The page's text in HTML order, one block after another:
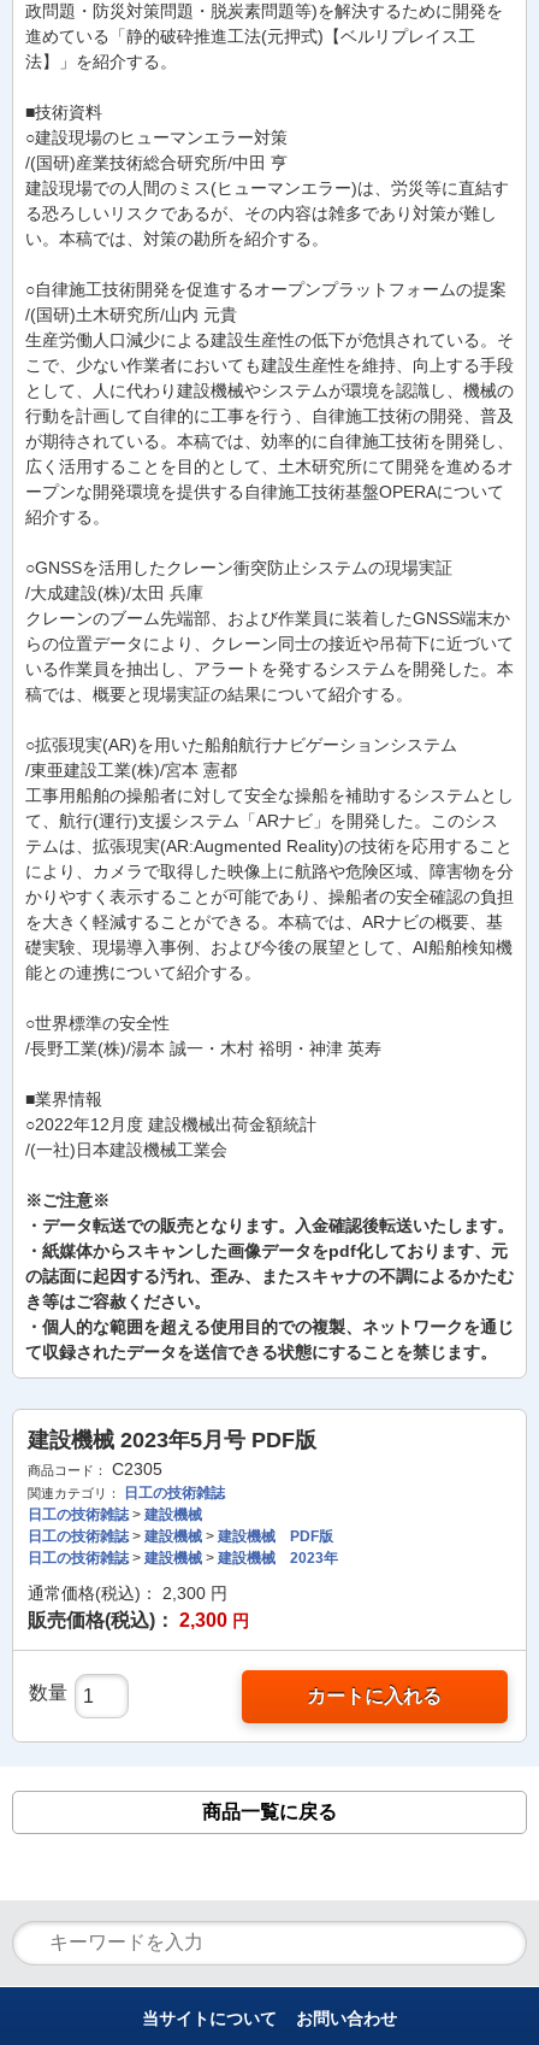
政問題・防災対策問題・脱炭素問題等)を解決するために開発を
進めている「静的破砕推進工法(元押式)【ベルリプレイス工
法】」を紹介する。
■技術資料
○建設現場のヒューマンエラー対策
/(国研)産業技術総合研究所/中田 亨
建設現場での人間のミス(ヒューマンエラー)は、労災等に直結す
る恐ろしいリスクであるが、その内容は雑多であり対策が難し
い。本稿では、対策の勘所を紹介する。
○自律施工技術開発を促進するオープンプラットフォームの提案
/(国研)土木研究所/山内 元貴
生産労働人口減少による建設生産性の低下が危惧されている。そ
こで、少ない作業者においても建設生産性を維持、向上する手段
として、人に代わり建設機械やシステムが環境を認識し、機械の
行動を計画して自律的に工事を行う、自律施工技術の開発、普及
が期待されている。本稿では、効率的に自律施工技術を開発し、
広く活用することを目的として、土木研究所にて開発を進めるオ
ープンな開発環境を提供する自律施工技術基盤OPERAについて
紹介する。
○GNSSを活用したクレーン衝突防止システムの現場実証
/大成建設(株)/太田 兵庫
クレーンのブーム先端部、および作業員に装着したGNSS端末か
らの位置データにより、クレーン同士の接近や吊荷下に近づいて
いる作業員を抽出し、アラートを発するシステムを開発した。本
稿では、概要と現場実証の結果について紹介する。
○拡張現実(AR)を用いた船舶航行ナビゲーションシステム
/東亜建設工業(株)/宮本 憲都
工事用船舶の操船者に対して安全な操船を補助するシステムとし
て、航行(運行)支援システム「ARナビ」を開発した。このシス
テムは、拡張現実(AR:Augmented Reality)の技術を応用すること
により、カメラで取得した映像上に航路や危険区域、障害物を分
かりやすく表示することが可能であり、操船者の安全確認の負担
を大きく軽減することができる。本稿では、ARナビの概要、基
礎実験、現場導入事例、および今後の展望として、AI船舶検知機
能との連携について紹介する。
○世界標準の安全性
/長野工業(株)/湯本 誠一・木村 裕明・神津 英寿
■業界情報
○2022年12月度 建設機械出荷金額統計
/(一社)日本建設機械工業会
※ご注意※
・データ転送での販売となります。入金確認後転送いたします。
・紙媒体からスキャンした画像データをpdf化しております、元
の誌面に起因する汚れ、歪み、またスキャナの不調によるかたむ
き等はご容赦ください。
・個人的な範囲を超える使用目的での複製、ネットワークを通じ
て収録されたデータを送信できる状態にすることを禁じます。
建設機械 2023年5月号 PDF版
商品コード： C2305
関連カテゴリ：
日工の技術雑誌
日工の技術雑誌> 建設機械
日工の技術雑誌> 建設機械 > 建設機械 PDF版
日工の技術雑誌> 建設機械 > 建設機械 2023年
通常価格(税込)： 2,300 円
販売価格(税込)： 2,300 円
数量 カートに入れる
商品一覧に戻る
当サイトについて お問い合わせ